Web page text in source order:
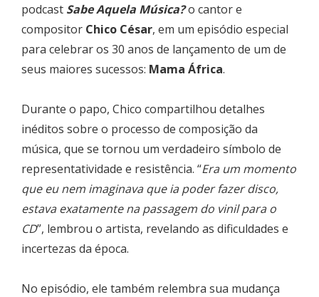
podcast Sabe Aquela Música?o cantor e
compositor Chico César, em um episódio especial
para celebrar os 30 anos de lançamento de um de
seus maiores sucessos: Mama África.
Durante o papo, Chico compartilhou detalhes
inéditos sobre o processo de composição da
música, que se tornou um verdadeiro símbolo de
representatividade e resistência. “Era um momento
que eu nem imaginava que ia poder fazer disco,
estava exatamente na passagem do vinil para o
CD”, lembrou o artista, revelando as dificuldades e
incertezas da época.
No episódio, ele também relembra sua mudança